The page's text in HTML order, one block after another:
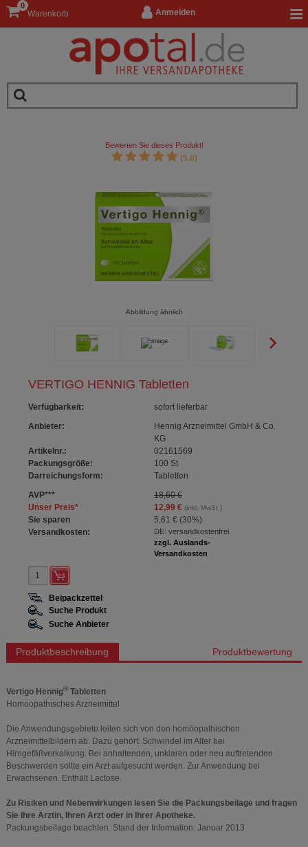
Anmelden
Warenkorb
0
VERTIGO HENNIG Tabletten
Verfügbarkeit:
sofort lieferbar
Anbieter:
Hennig Arzneimittel GmbH & Co.
KG
Artikelnr.:
02161569
Packungsgröße:
100 St
Darreichungsform:
Tabletten
AVP***
18,60 €
Unser Preis* 12,99 €(inkl. MwSt.)
Sie sparen 5,61 € (30%)
Versandkosten:
DE: versandkostenfrei
zzgl. Auslands-
Versandkosten
Bewerten Sie dieses Produkt!
(5.0)
Abbildung ähnlich
Beipackzettel
Suche Produkt
Suche Anbieter
Produktbeschreibung Produktbewertung
Vertigo Hennig®Tabletten
Homöopathisches Arzneimittel
Die Anwendungsgebiete leiten sich von den homöopathischen
Arzneimittelbildern ab. Dazu gehört: Schwindel im Alter bei
Hirngefäßverkalkung. Bei anhaltenden, unklaren oder neu auftretenden
Beschwerden sollte ein Arzt aufgesucht werden. Zur Anwendung bei
Erwachsenen. Enthält Lactose.
Zu Risiken und Nebenwirkungen lesen Sie die Packungsbeilage und fragen
Sie Ihre Ärztin, Ihren Arzt oder in Ihrer Apotheke.
Packungsbeilage beachten. Stand der Information: Januar 2013